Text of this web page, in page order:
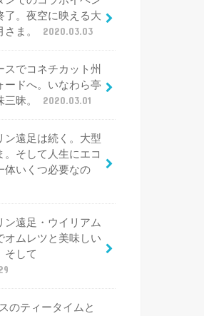
了。夜空に映える大
さま。
2020.03.03
スでコネチカット州
ードへ。いなわら亭
三昧。
2020.03.01
ン遠足は続く。大型
。そして人生にエコ
体いくつ必要なの
ン遠足・ウイリアム
オムレツと美味しい
そして
のティータイムと